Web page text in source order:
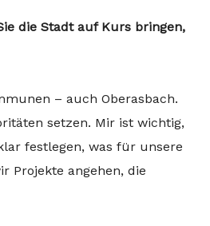
die Stadt auf Kurs bringen,
– auch Oberasbach.
setzen. Mir ist wichtig,
festlegen, was für unsere
Projekte angehen, die